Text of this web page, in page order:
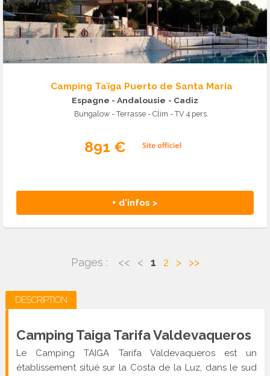
Camping Taïga Puerto de Santa Maria
Espagne - Andalousie - Cadiz
Bungalow - Terrasse - Clim - TV 4 pers.
891 €
+ d'infos >
Pages : << < 1 2 > >>
DESCRIPTION
Camping Taiga Tarifa Valdevaqueros
Le Camping TAIGA Tarifa Valdevaqueros est un
établissement situé sur la Costa de la Luz, dans le sud